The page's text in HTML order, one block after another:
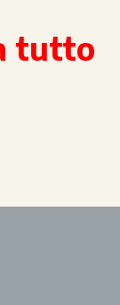
tutto